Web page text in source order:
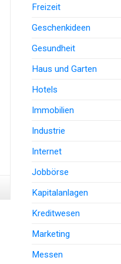
Freizeit
Geschenkideen
Gesundheit
Haus und Garten
Hotels
Immobilien
Industrie
Internet
Jobbörse
Kapitalanlagen
Kreditwesen
Marketing
Messen